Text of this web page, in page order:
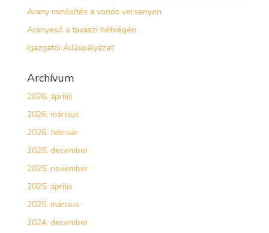
Arany minősítés a vonós versenyen
Aranyeső a tavaszi hétvégén
Igazgatói Álláspályázat
Archívum
2026. április
2026. március
2026. február
2025. december
2025. november
2025. április
2025. március
2024. december